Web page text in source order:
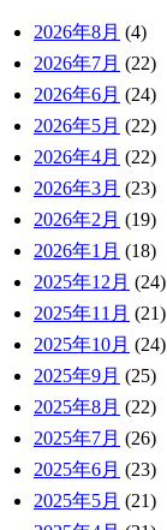
2026年8月 (4)
2026年7月 (22)
2026年6月 (24)
2026年5月 (22)
2026年4月 (22)
2026年3月 (23)
2026年2月 (19)
2026年1月 (18)
2025年12月 (24)
2025年11月 (21)
2025年10月 (24)
2025年9月 (25)
2025年8月 (22)
2025年7月 (26)
2025年6月 (23)
2025年5月 (21)